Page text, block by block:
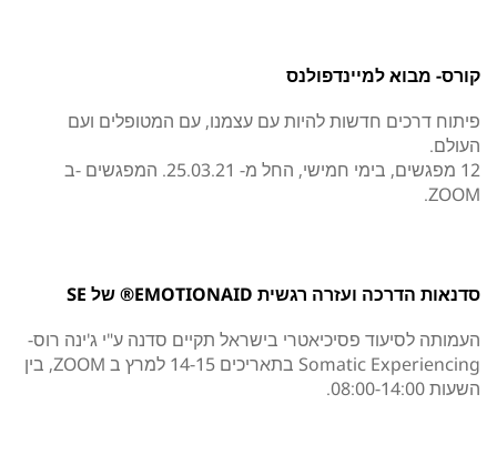
קורס- מבוא למיינדפולנס
פיתוח דרכים חדשות להיות עם עצמנו, עם המטופלים ועם
העולם.
12 מפגשים, בימי חמישי, החל מ- 25.03.21. המפגשים -ב
ZOOM.
סדנאות הדרכה ועזרה רגשית EMOTIONAID® של SE
העמותה לסיעוד פסיכיאטרי בישראל תקיים סדנה ע"י ג'ינה רוס-
Somatic Experiencing בתאריכים 14-15 למרץ ב ZOOM, בין
השעות 08:00-14:00.